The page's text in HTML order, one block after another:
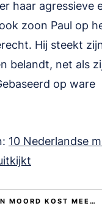
haar agressieve
zoon Paul op
Hij steekt
belandt, net als
op ware
10 Nederlandse
MEER OVER EEN MOORD KOST MEER LEVENS